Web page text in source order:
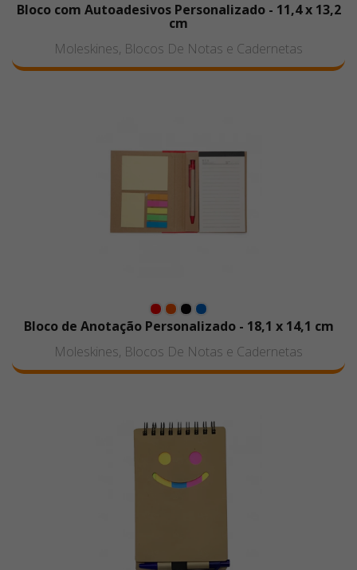
Bloco com Autoadesivos Personalizado - 11,4 x 13,2
cm
Moleskines, Blocos De Notas e Cadernetas
Bloco de Anotação Personalizado - 18,1 x 14,1 cm
Moleskines, Blocos De Notas e Cadernetas